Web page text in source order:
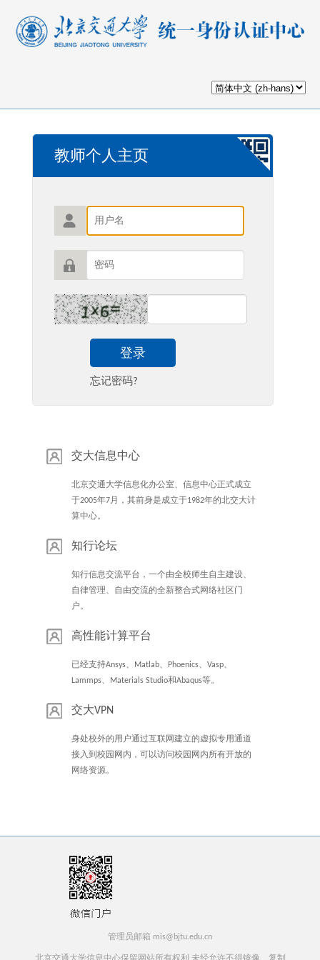
教师个人主页
登录
忘记密码?
交大信息中心
北京交通大学信息化办公室、信息中心正式成立
于2005年7月，其前身是成立于1982年的北交大计
算中心。
知行论坛
知行信息交流平台，一个由全校师生自主建设、
自律管理、自由交流的全新整合式网络社区门
户。
高性能计算平台
已经支持Ansys、Matlab、Phoenics、Vasp、
Lammps、Materials Studio和Abaqus等。
交大VPN
身处校外的用户通过互联网建立的虚拟专用通道
接入到校园网内，可以访问校园网内所有开放的
网络资源。
管理员邮箱 mis@bjtu.edu.cn